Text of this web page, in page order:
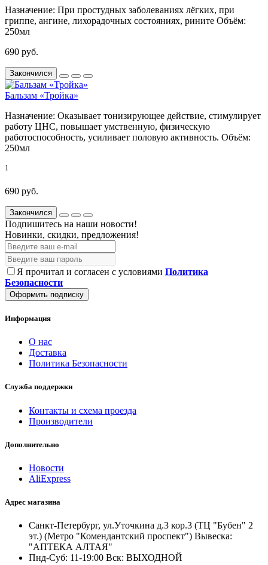
Назначение: При простудных заболеваниях лёгких, при
гриппе, ангине, лихорадочных состояниях, рините Объём:
250мл
690 руб.
Закончился
Бальзам «Тройка»
Назначение: Оказывает тонизирующее действие, стимулирует
работу ЦНС, повышает умственную, физическую
работоспособность, усиливает половую активность. Объём:
250мл
1
690 руб.
Закончился
Подпишитесь на наши новости!
Новинки, скидки, предложения!
Я прочитал и согласен с условиями Политика
Безопасности
Оформить подписку
Информация
О нас
Доставка
Политика Безопасности
Служба поддержки
Контакты и схема проезда
Производители
Дополнительно
Новости
AliExpress
Адрес магазина
Санкт-Петербург, ул.Уточкина д.3 кор.3 (ТЦ "Бубен" 2
эт.) (Метро "Комендантский проспект") Вывеска:
"АПТЕКА АЛТАЯ"
Пнд-Суб: 11-19:00 Вск: ВЫХОДНОЙ